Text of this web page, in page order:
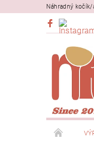
Náhradný kočík/